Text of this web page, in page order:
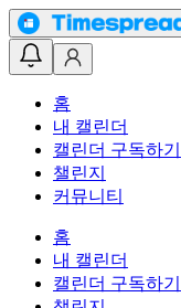
홈
내 캘린더
캘린더 구독하기
챌린지
커뮤니티
홈
내 캘린더
캘린더 구독하기